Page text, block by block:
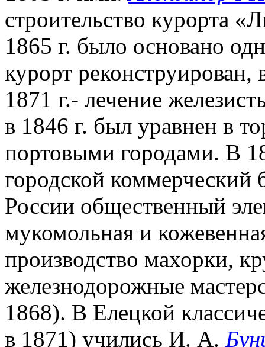
строительство курорта
1865 г. было основано
курорт реконструирован,
1871 г.- лечение
в 1846 г. был уравнен в
портовыми городами. В
городской коммерческий
России общественный
мукомольная и
производство махорки,
железнодорожные
1868). В Елецкой
в 1871) учились И. А.